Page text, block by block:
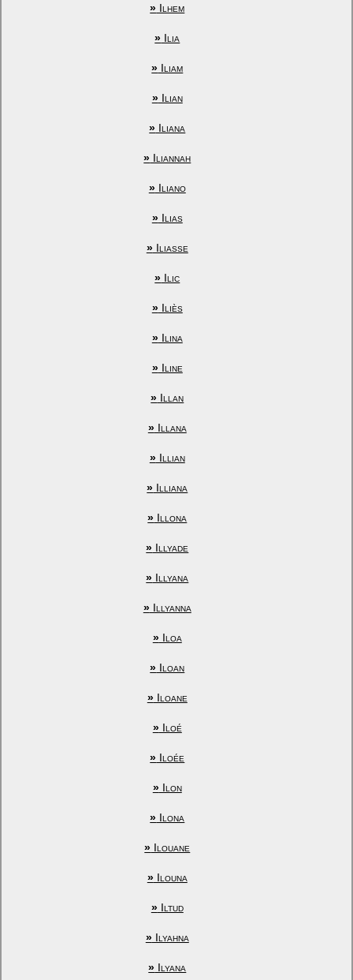
» Ilhem
» Ilia
» Iliam
»Ilian
» Iliana
» Iliannah
»Iliano
»Ilias
»Iliasse
» Ilic
»Iliès
»Ilina
»Iline
» Illan
»Illana
»Illian
» Illiana
» Illona
» Illyade
» Illyana
»Illyanna
»Iloa
» Iloan
»Iloane
»Iloé
» Iloée
»Ilon
» Ilona
» Ilouane
»Ilouna
»Iltud
»Ilyahna
» Ilyana